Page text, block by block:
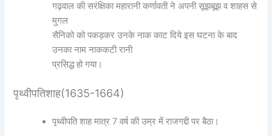
गढ़वाल की सरंक्षिका महारानी कर्णावती ने अपनी सूझबूझ व शाहस से
मुगल
सैनिको को पकड़कर उनके नाक काट दिये इस घटना के बाद
उनका नाम नाककटी रानी
प्रसिद्ध हो गया।
पृथ्वीपतिशाह(1635-1664)
पृथ्वीपति शाह मात्र 7 वर्ष की उम्र में राजगद्दी पर बैठा।